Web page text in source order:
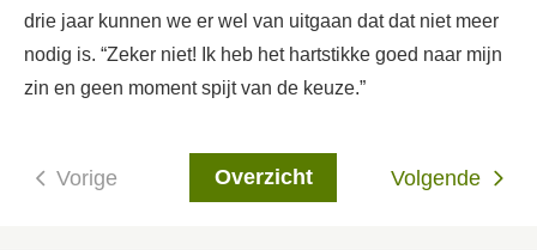
drie jaar kunnen we er wel van uitgaan dat dat niet meer
nodig is. “Zeker niet! Ik heb het hartstikke goed naar mijn
zin en geen moment spijt van de keuze.”
Volgende
Overzicht
Vorige